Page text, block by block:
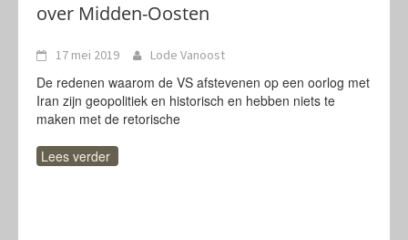
over Midden-Oosten
17 mei 2019 Lode Vanoost
De redenen waarom de VS afstevenen op een oorlog met
Iran zijn geopolitiek en historisch en hebben niets te
maken met de retorische
Lees verder